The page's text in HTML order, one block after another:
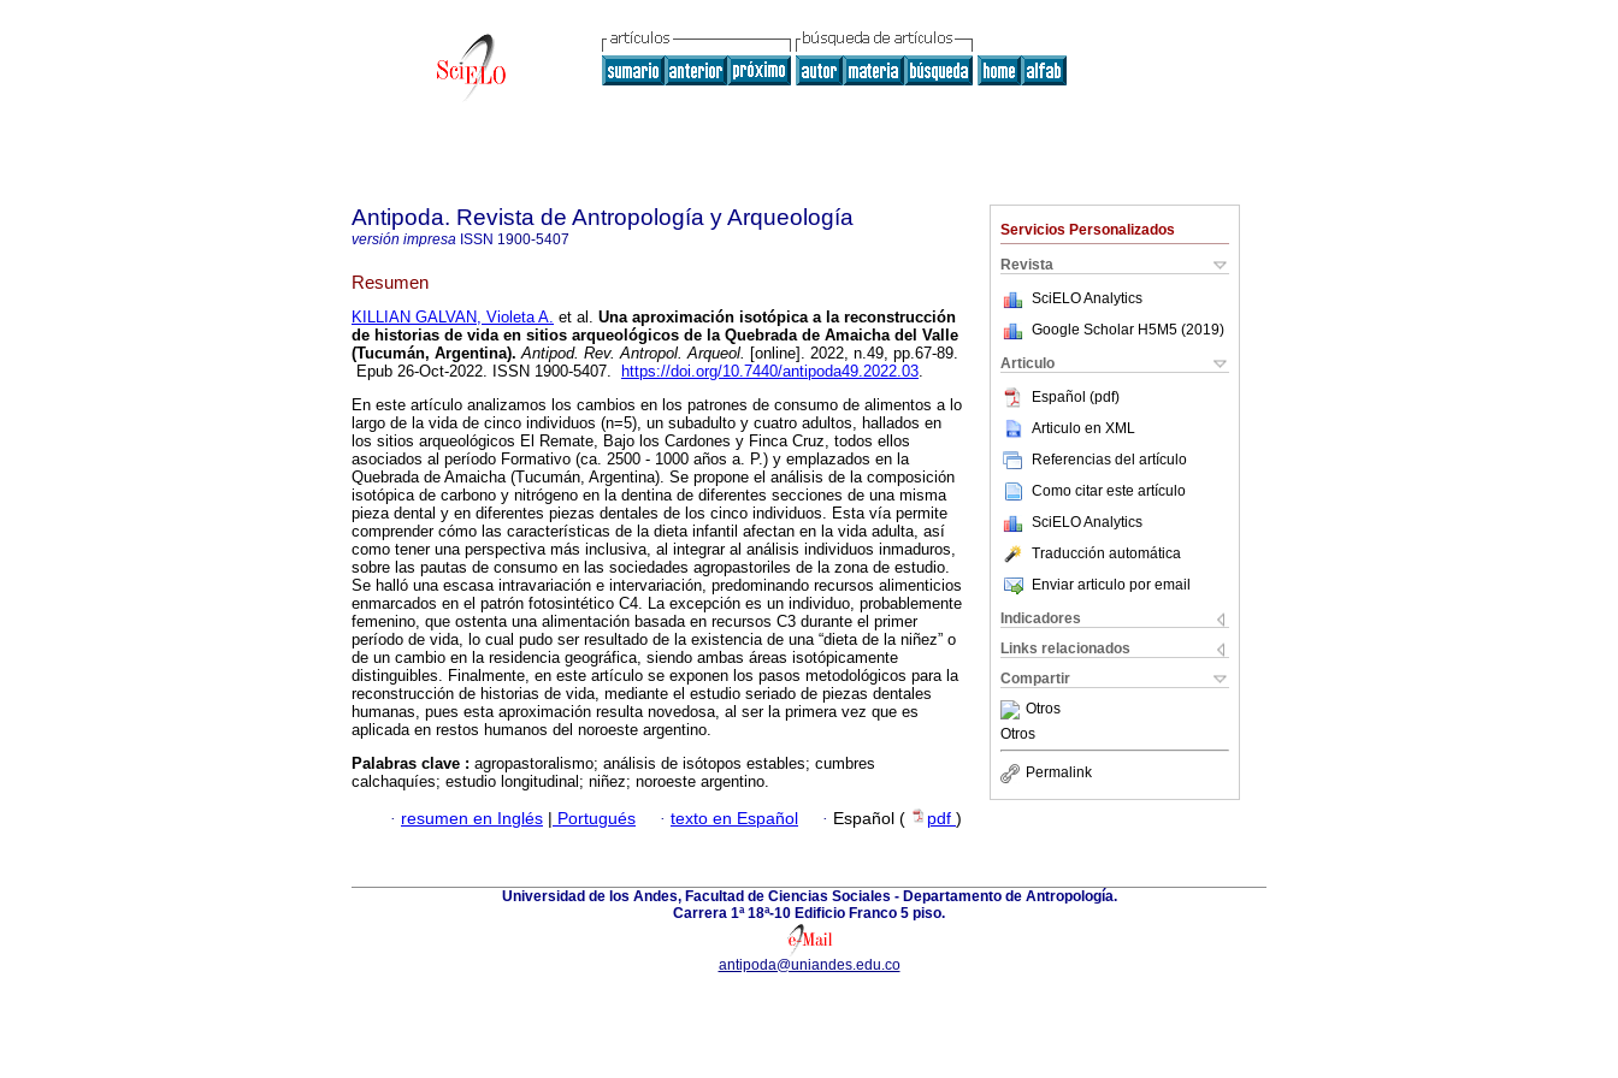
Servicios Personalizados
Revista
SciELO Analytics
Google Scholar H5M5 (2019)
Articulo
Español (pdf)
Articulo en XML
Referencias del artículo
Como citar este artículo
SciELO Analytics
Traducción automática
Enviar articulo por email
Indicadores
Links relacionados
Compartir
Otros
Otros
Permalink
Antipoda. Revista de Antropología y Arqueología
versión impresa ISSN 1900-5407
Resumen
KILLIAN GALVAN, Violeta A. et al. Una aproximación isotópica a la reconstrucción
de historias de vida en sitios arqueológicos de la Quebrada de Amaicha del Valle
(Tucumán, Argentina). Antipod. Rev. Antropol. Arqueol. [online]. 2022, n.49, pp.67-89.
Epub 26-Oct-2022. ISSN 1900-5407.
https://doi.org/10.7440/antipoda49.2022.03.
En este artículo analizamos los cambios en los patrones de consumo de alimentos a lo
largo de la vida de cinco individuos (n=5), un subadulto y cuatro adultos, hallados en
los sitios arqueológicos El Remate, Bajo los Cardones y Finca Cruz, todos ellos
asociados al período Formativo (ca. 2500 - 1000 años a. P.) y emplazados en la
Quebrada de Amaicha (Tucumán, Argentina). Se propone el análisis de la composición
isotópica de carbono y nitrógeno en la dentina de diferentes secciones de una misma
pieza dental y en diferentes piezas dentales de los cinco individuos. Esta vía permite
comprender cómo las características de la dieta infantil afectan en la vida adulta, así
como tener una perspectiva más inclusiva, al integrar al análisis individuos inmaduros,
sobre las pautas de consumo en las sociedades agropastoriles de la zona de estudio.
Se halló una escasa intravariación e intervariación, predominando recursos alimenticios
enmarcados en el patrón fotosintético C4. La excepción es un individuo, probablemente
femenino, que ostenta una alimentación basada en recursos C3 durante el primer
período de vida, lo cual pudo ser resultado de la existencia de una “dieta de la niñez” o
de un cambio en la residencia geográfica, siendo ambas áreas isotópicamente
distinguibles. Finalmente, en este artículo se exponen los pasos metodológicos para la
reconstrucción de historias de vida, mediante el estudio seriado de piezas dentales
humanas, pues esta aproximación resulta novedosa, al ser la primera vez que es
aplicada en restos humanos del noroeste argentino.
Palabras clave : agropastoralismo; análisis de isótopos estables; cumbres
calchaquíes; estudio longitudinal; niñez; noroeste argentino.
· resumen en Inglés | Portugués · texto en Español · Español ( pdf )
Universidad de los Andes, Facultad de Ciencias Sociales - Departamento de Antropología.
Carrera 1ª 18ª-10 Edificio Franco 5 piso.
antipoda@uniandes.edu.co